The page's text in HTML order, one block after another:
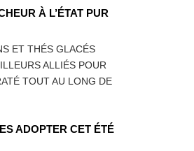
À L’ÉTAT PUR
ET THÉS GLACÉS
ALLIÉS POUR
TOUT AU LONG DE
ADOPTER CET ÉTÉ